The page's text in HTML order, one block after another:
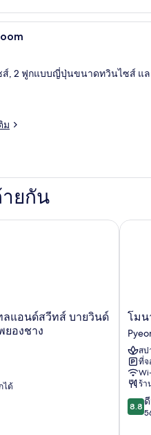
เครื่องนอนระดับพรีเ
ส์, 2 ฟูกแบบญี่ปุ่นขนาดทวินไซส์ แล
ม
ยกัน
ลแอนด์สวีทส์ บายวินด์
ยองชาง
ได้
อนด์สวีทส์ บายวินด์แฮม คังวอ
โมนา
ยง
เพียง
โมน
สป
ที่จ
ร้า
8.8
จาก
8.8
โมนา